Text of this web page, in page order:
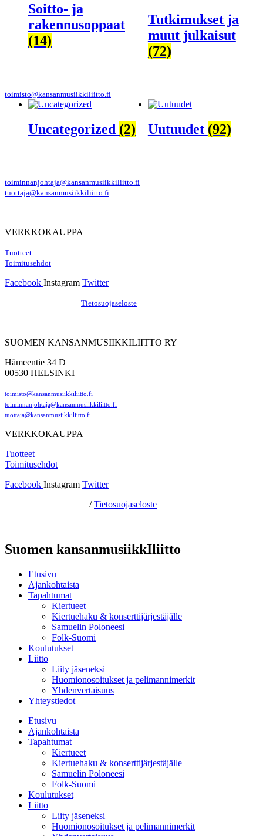
Soitto- ja
rakennusoppaat
(14)
Tutkimukset ja
muut julkaisut
(72)
Uncategorized (2) Uutuudet (92)
toimisto@kansanmusiikkiliitto.fi
toiminnanjohtaja@kansanmusiikkiliitto.fi
tuottaja@kansanmusiikkiliitto.fi
VERKKOKAUPPA
Tuotteet
Toimitusehdot
Facebook Instagram Twitter
Tietosuojaseloste
SUOMEN KANSANMUSIIKKILIITTO RY
Hämeentie 34 D
00530 HELSINKI
toimisto@kansanmusiikkiliitto.fi
toiminnanjohtaja@kansanmusiikkiliitto.fi
tuottaja@kansanmusiikkiliitto.fi
VERKKOKAUPPA
Tuotteet
Toimitusehdot
Facebook Instagram Twitter
/Tietosuojaseloste
Suomen kansanmusiikkIliitto
Etusivu
Ajankohtaista
Tapahtumat
Kiertueet
Kiertuehaku & konserttijärjestäjälle
Samuelin Poloneesi
Folk-Suomi
Koulutukset
Liitto
Liity jäseneksi
Huomionosoitukset ja pelimannimerkit
Yhdenvertaisuus
Yhteystiedot
Etusivu
Ajankohtaista
Tapahtumat
Kiertueet
Kiertuehaku & konserttijärjestäjälle
Samuelin Poloneesi
Folk-Suomi
Koulutukset
Liitto
Liity jäseneksi
Huomionosoitukset ja pelimannimerkit